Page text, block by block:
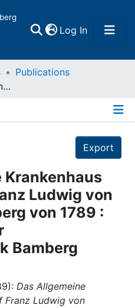
Log In(current)
Publications
Das Allgemeine Krankenhaus Fürstbischof Franz Ludwig von Erthals in Bamberg von 1789 : Ausstellung der Staatsbibliothek Bamberg
Export
Krankenhaus
Ludwig von
von 1789 :
Bamberg
Das Allgemeine
Franz Ludwig von